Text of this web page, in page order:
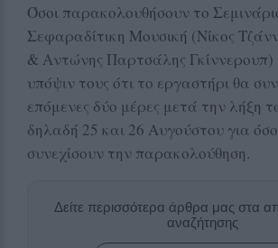
Όσοι παρακολουθήσουν το
Σεφαραδίτικη Μουσική (Νίκος
& Αντώνης Παρτσάλης Γκίννερουπ)
υπόψιν τους ότι το εργαστήρι θα
επόμενες δύο μέρες μετά την λήξη
δηλαδή 25 και 26 Αυγούστου για
συνεχίσουν την παρακολούθηση.
Δείτε περισσότερα άρθρα μας στα
αναζήτησης